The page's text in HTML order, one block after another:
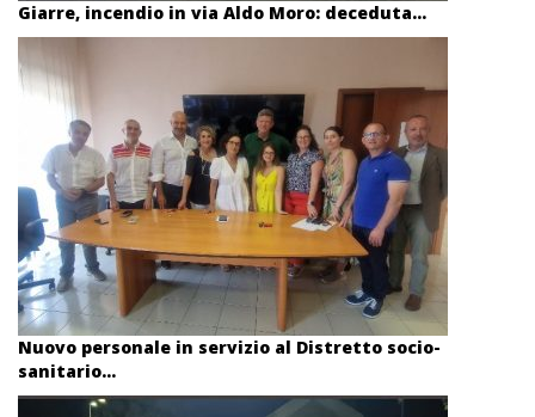
Giarre, incendio in via Aldo Moro: deceduta...
Nuovo personale in servizio al Distretto socio-
sanitario...